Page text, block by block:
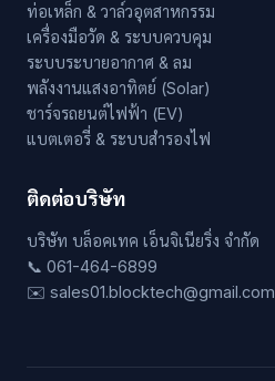
ท่อเหล็ก & วาล์วอุตสาหกรรม
เครื่องมือวัด & ระบบควบคุม
ระบบระบายอากาศ & ลม
พลังงานแสงอาทิตย์ (Solar)
ชาร์จรถยนต์ไฟฟ้า (EV)
แบตเตอรี่ & ระบบสำรองไฟ
ติดต่อบริษัท
บริษัท บล็อคเทค เอ็นจิเนียริ่ง จำกัด
📞 061-464-6899
✉️ sales01.blocktech@gmail.com